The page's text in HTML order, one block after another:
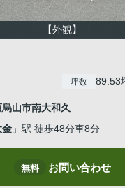
【外観】
坪数 89.53
烏山市南大和久
金 」駅 徒歩48分車8分
無料 お問い合わせ